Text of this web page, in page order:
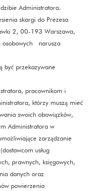
Administratora.
skargi do Prezesa
2, 00-193 Warszawa,
osobowych narusza
przekazywane
pracownikom i
którzy muszą mieć
swoich obowiązków,
Administratora w
zarządzanie
usług
prawnych, księgowych,
danych oraz
powierzenia